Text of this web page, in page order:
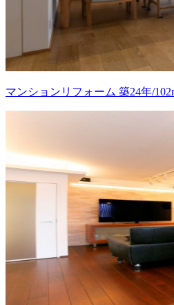
マンションリフォーム 築24年/